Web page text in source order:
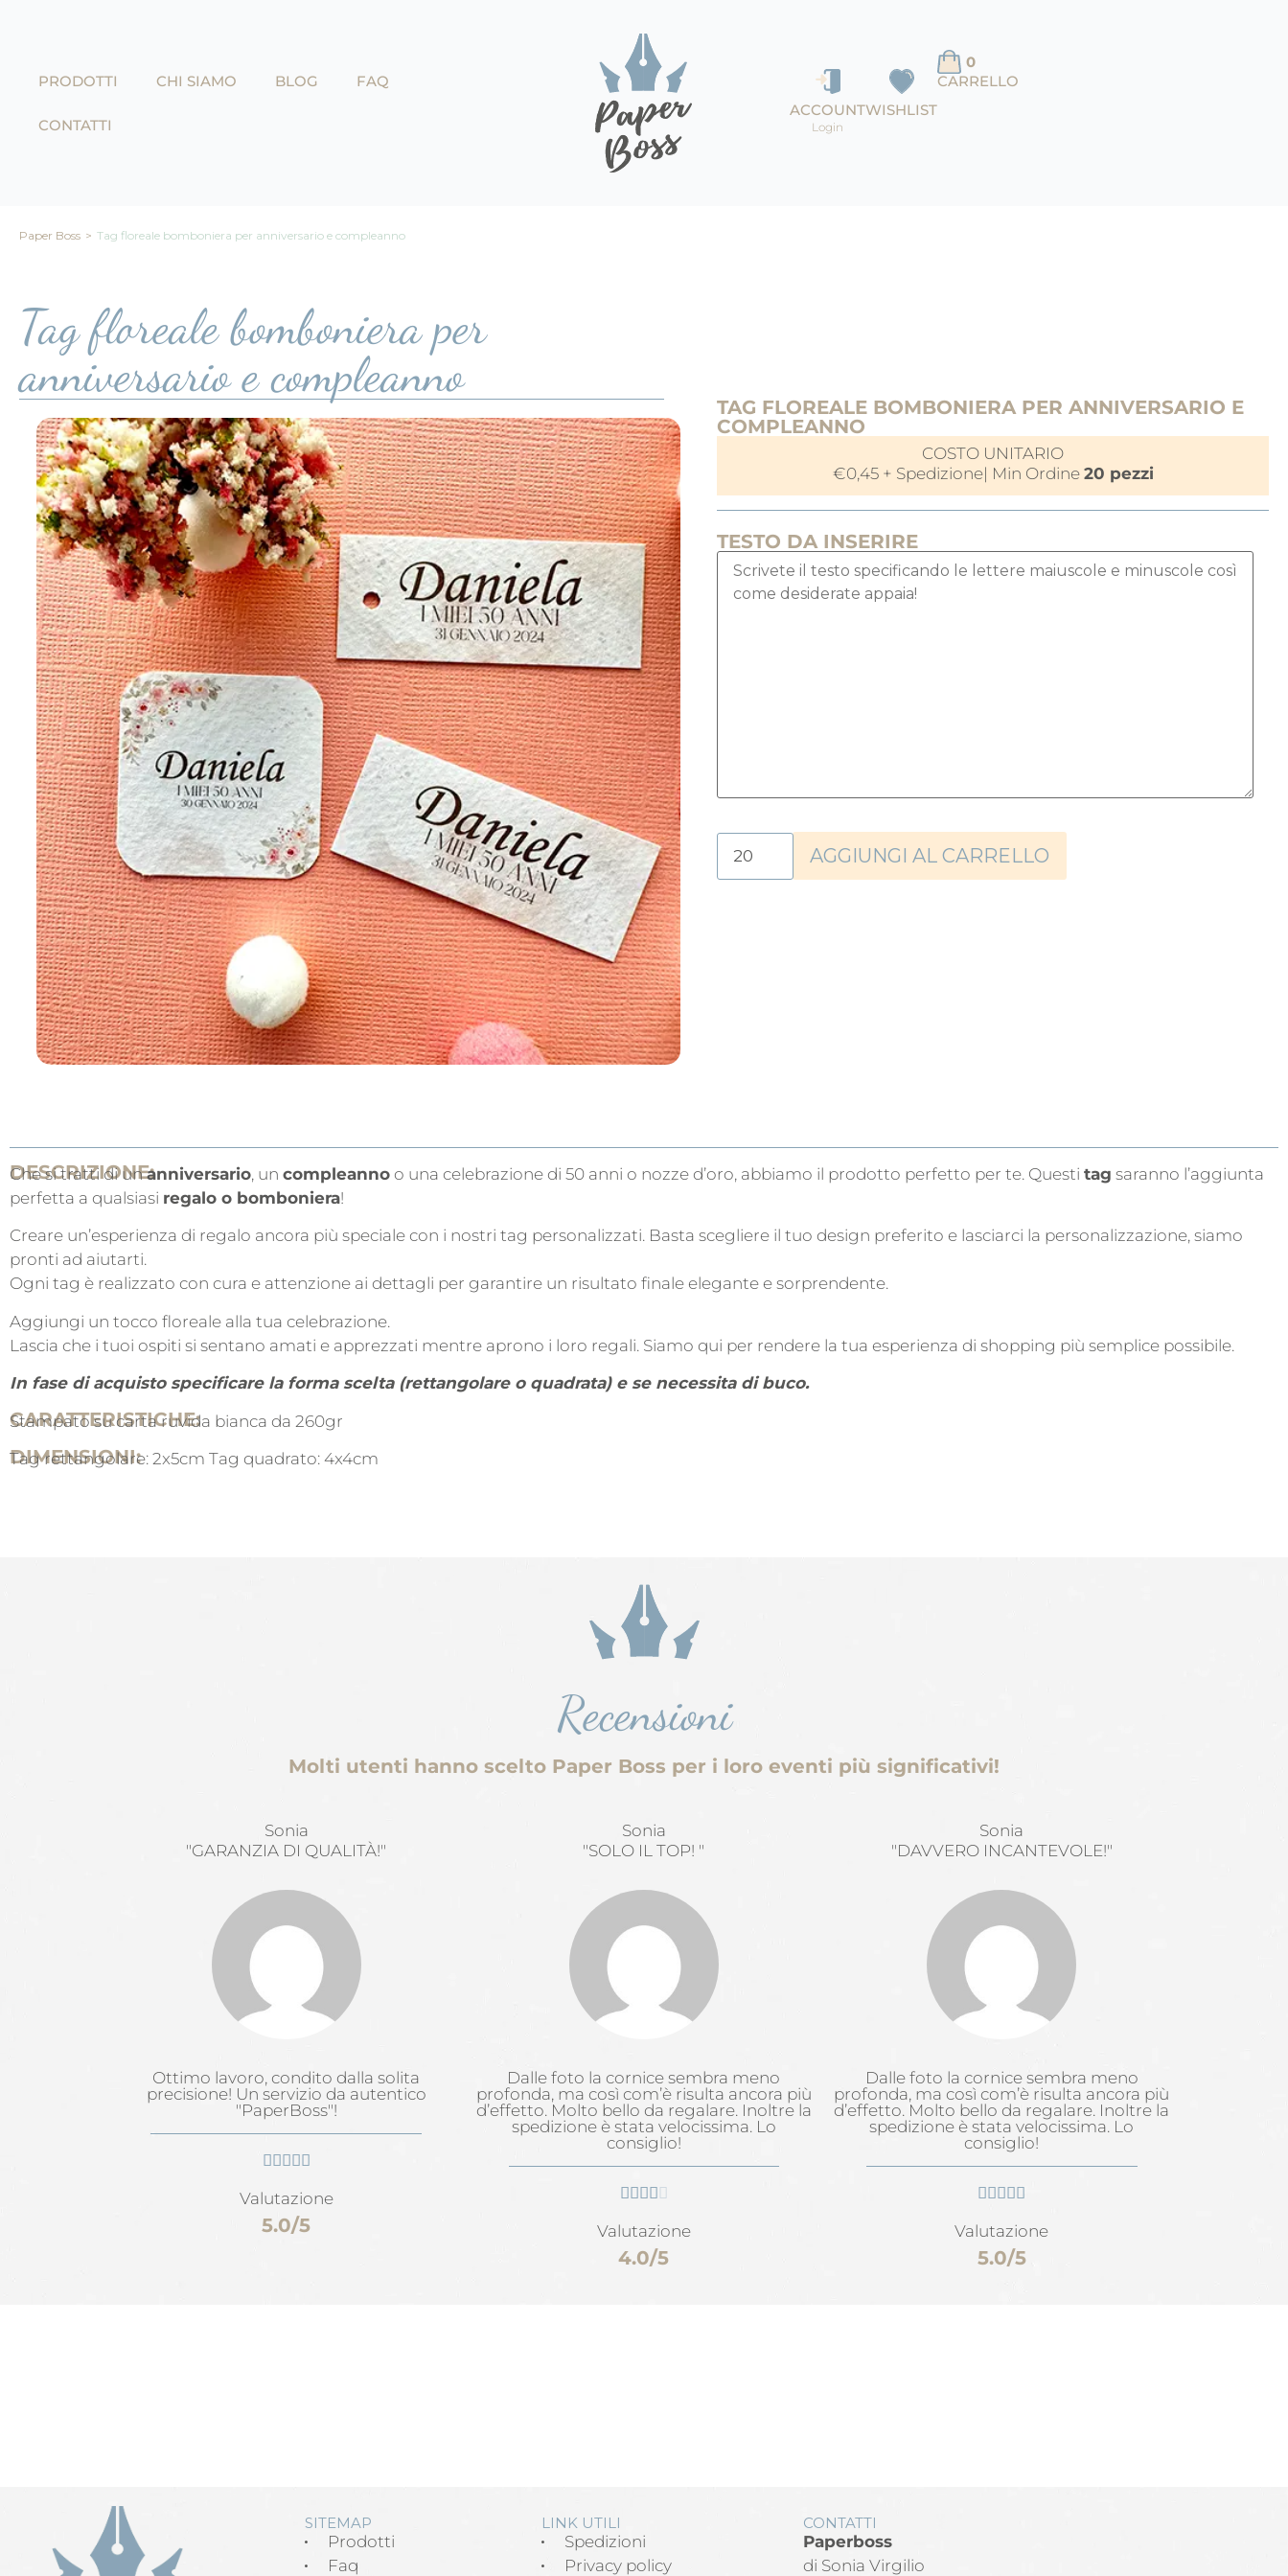
PRODOTTI CHI SIAMO BLOG FAQ
CONTATTI
ACCOUNT
Login
WISHLIST
0
CARRELLO
Paper Boss > Tag floreale bomboniera per anniversario e compleanno
Tag floreale bomboniera per
anniversario e compleanno
TAG FLOREALE BOMBONIERA PER ANNIVERSARIO E
COMPLEANNO
COSTO UNITARIO
€0,45+ Spedizione| Min Ordine 20 pezzi
TESTO DA INSERIRE
AGGIUNGI AL CARRELLO
DESCRIZIONE:
Che si tratti di unanniversario, un compleanno o una celebrazione di 50 anni o nozze d’oro, abbiamo il prodotto perfetto per te. Questi tag saranno l’aggiunta
perfetta a qualsiasi regalo o bomboniera!
Creare un’esperienza di regalo ancora più speciale con i nostri tag personalizzati. Basta scegliere il tuo design preferito e lasciarci la personalizzazione, siamo
pronti ad aiutarti.
Ogni tag è realizzato con cura e attenzione ai dettagli per garantire un risultato finale elegante e sorprendente.
Aggiungi un tocco floreale alla tua celebrazione.
Lascia che i tuoi ospiti si sentano amati e apprezzati mentre aprono i loro regali. Siamo qui per rendere la tua esperienza di shopping più semplice possibile.
In fase di acquisto specificare la forma scelta (rettangolare o quadrata) e se necessita di buco.
CARATTERISTICHE:
Stampato su carta ruvida bianca da 260gr
DIMENSIONI:
Tag rettangolare: 2x5cm Tag quadrato: 4x4cm
Recensioni
Molti utenti hanno scelto Paper Boss per i loro eventi più significativi!
Sonia
"GARANZIA DI QUALITÀ!"
Ottimo lavoro, condito dalla solita
precisione! Un servizio da autentico
"PaperBoss"!

Valutazione
5.0/5
Sonia
"SOLO IL TOP! "
Dalle foto la cornice sembra meno
profonda, ma così com’è risulta ancora più
d’effetto. Molto bello da regalare. Inoltre la
spedizione è stata velocissima. Lo
consiglio!

Valutazione
4.0/5
Sonia
"DAVVERO INCANTEVOLE!"
Dalle foto la cornice sembra meno
profonda, ma così com’è risulta ancora più
d’effetto. Molto bello da regalare. Inoltre la
spedizione è stata velocissima. Lo
consiglio!

Valutazione
5.0/5
SITEMAP
Prodotti
Faq
LINK UTILI
Spedizioni
Privacy policy
CONTATTI
Paperboss
di Sonia Virgilio